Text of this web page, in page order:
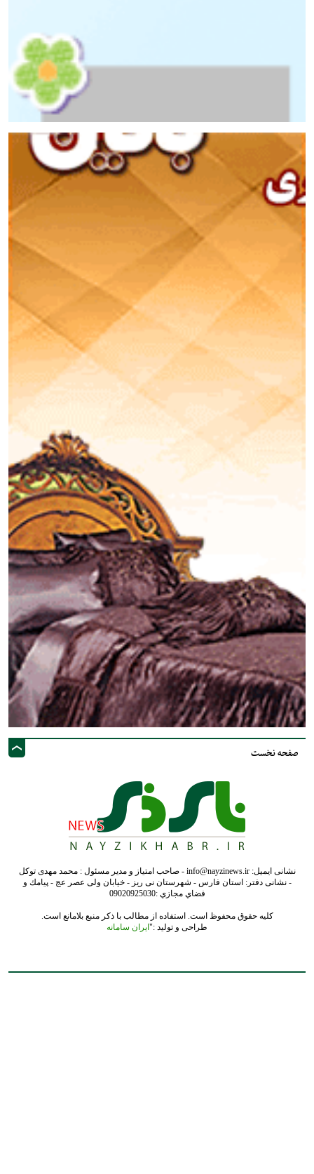
صفحه نخست
نشانی ایمیل: info@nayzinews.ir - صاحب امتیاز و مدیر مسئول : محمد مهدی توکل
- نشانی دفتر: استان فارس - شهرستان نی ریز - خیابان ولی عصر عج - پيامك و
فضاي مجازي :09020925030
کلیه حقوق محفوظ است. استفاده از مطالب با ذکر منبع بلامانع است.
طراحی و تولید :" ایران سامانه